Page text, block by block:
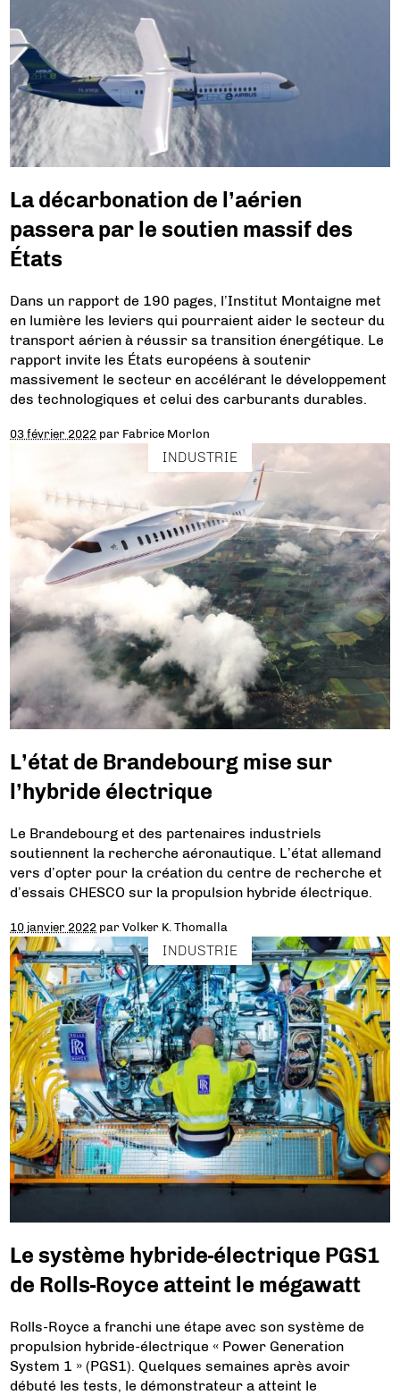
La décarbonation de l’aérien
passera par le soutien massif des
États
Dans un rapport de 190 pages, l’Institut Montaigne met
en lumière les leviers qui pourraient aider le secteur du
transport aérien à réussir sa transition énergétique. Le
rapport invite les États européens à soutenir
massivement le secteur en accélérant le développement
des technologiques et celui des carburants durables.
03 février 2022 par Fabrice Morlon
INDUSTRIE
L’état de Brandebourg mise sur
l’hybride électrique
Le Brandebourg et des partenaires industriels
soutiennent la recherche aéronautique. L’état allemand
vers d’opter pour la création du centre de recherche et
d’essais CHESCO sur la propulsion hybride électrique.
10 janvier 2022 parVolker K. Thomalla
INDUSTRIE
Le système hybride-électrique PGS1
de Rolls-Royce atteint le mégawatt
Rolls-Royce a franchi une étape avec son système de
propulsion hybride-électrique « Power Generation
System 1 » (PGS1). Quelques semaines après avoir
débuté les tests, le démonstrateur a atteint le